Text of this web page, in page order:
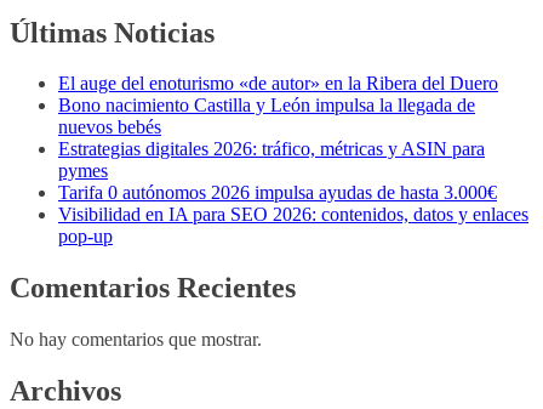
Últimas Noticias
El auge del enoturismo «de autor» en la Ribera del Duero
Bono nacimiento Castilla y León impulsa la llegada de
nuevos bebés
Estrategias digitales 2026: tráfico, métricas y ASIN para
pymes
Tarifa 0 autónomos 2026 impulsa ayudas de hasta 3.000€
Visibilidad en IA para SEO 2026: contenidos, datos y enlaces
pop-up
Comentarios Recientes
No hay comentarios que mostrar.
Archivos